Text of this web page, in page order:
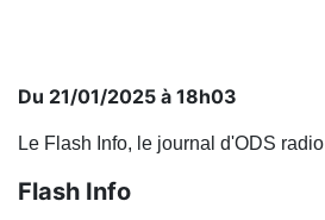
Du 21/01/2025 à 18h03
Le Flash Info, le journal d'ODS radio
Flash Info